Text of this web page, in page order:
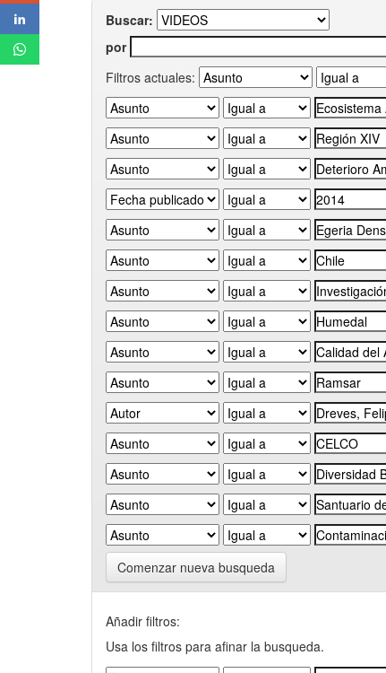
Buscar:
por
Filtros actuales:
Comenzar nueva busqueda
Añadir filtros:
Usa los filtros para afinar la busqueda.